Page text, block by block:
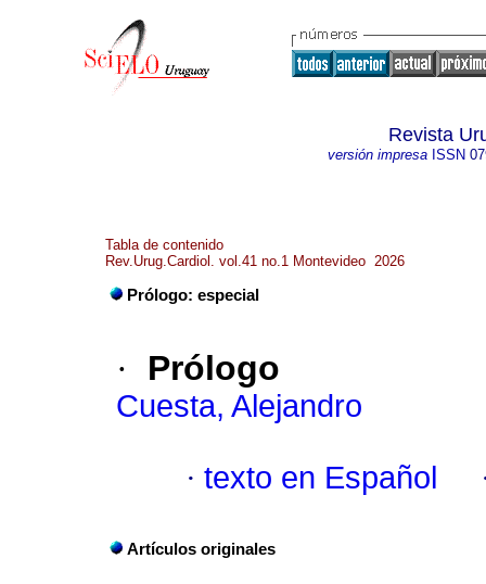
Revista
versión impresaISSN
Tabla de contenido
Rev.Urug.Cardiol. vol.41 no.1 Montevideo 2026
Prólogo: especial
· Prólogo
Cuesta, Alejandro
· texto en Español
Artículos originales